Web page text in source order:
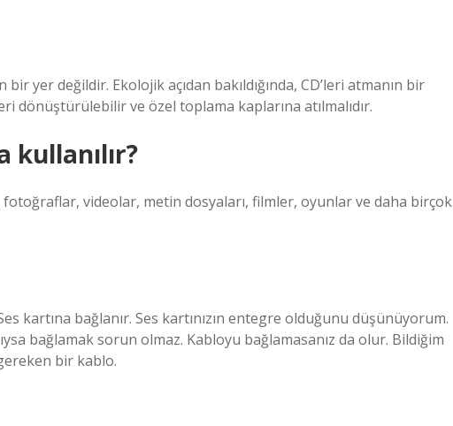
yer değildir. Ekolojik açıdan bakıldığında, CD’leri atmanın bir
dönüştürülebilir ve özel toplama kaplarına atılmalıdır.
kullanılır?
fotoğraflar, videolar, metin dosyaları, filmler, oyunlar ve daha birçok
kartına bağlanır. Ses kartınızın entegre olduğunu düşünüyorum.
bağlamak sorun olmaz. Kabloyu bağlamasanız da olur. Bildiğim
bir kablo.